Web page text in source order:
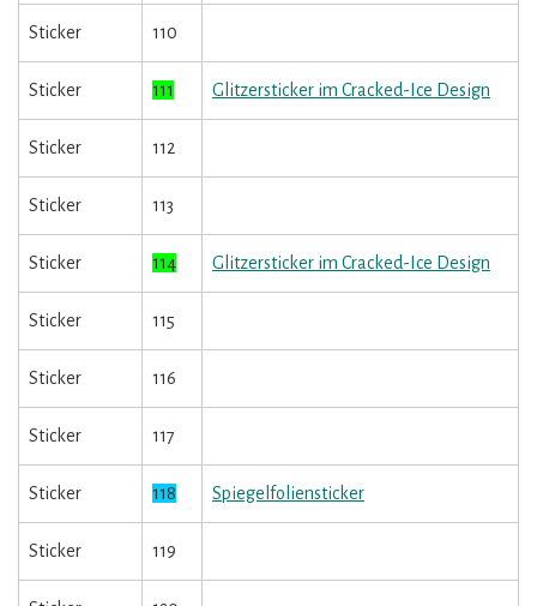
Sticker 110
Sticker 111 Glitzersticker im Cracked-Ice Design
Sticker 112
Sticker 113
Sticker 114 Glitzersticker im Cracked-Ice Design
Sticker 115
Sticker 116
Sticker 117
Sticker 118 Spiegelfoliensticker
Sticker 119